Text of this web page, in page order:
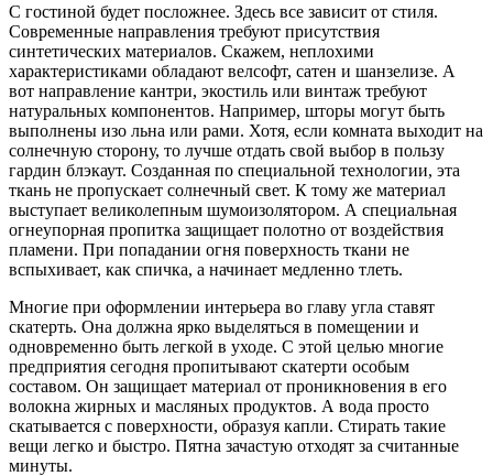
С гостиной будет посложнее. Здесь все зависит от стиля.
Современные направления требуют присутствия
синтетических материалов. Скажем, неплохими
характеристиками обладают велсофт, сатен и шанзелизе. А
вот направление кантри, экостиль или винтаж требуют
натуральных компонентов. Например, шторы могут быть
выполнены изо льна или рами. Хотя, если комната выходит на
солнечную сторону, то лучше отдать свой выбор в пользу
гардин блэкаут. Созданная по специальной технологии, эта
ткань не пропускает солнечный свет. К тому же материал
выступает великолепным шумоизолятором. А специальная
огнеупорная пропитка защищает полотно от воздействия
пламени. При попадании огня поверхность ткани не
вспыхивает, как спичка, а начинает медленно тлеть.
Многие при оформлении интерьера во главу угла ставят
скатерть. Она должна ярко выделяться в помещении и
одновременно быть легкой в уходе. С этой целью многие
предприятия сегодня пропитывают скатерти особым
составом. Он защищает материал от проникновения в его
волокна жирных и масляных продуктов. А вода просто
скатывается с поверхности, образуя капли. Стирать такие
вещи легко и быстро. Пятна зачастую отходят за считанные
минуты.